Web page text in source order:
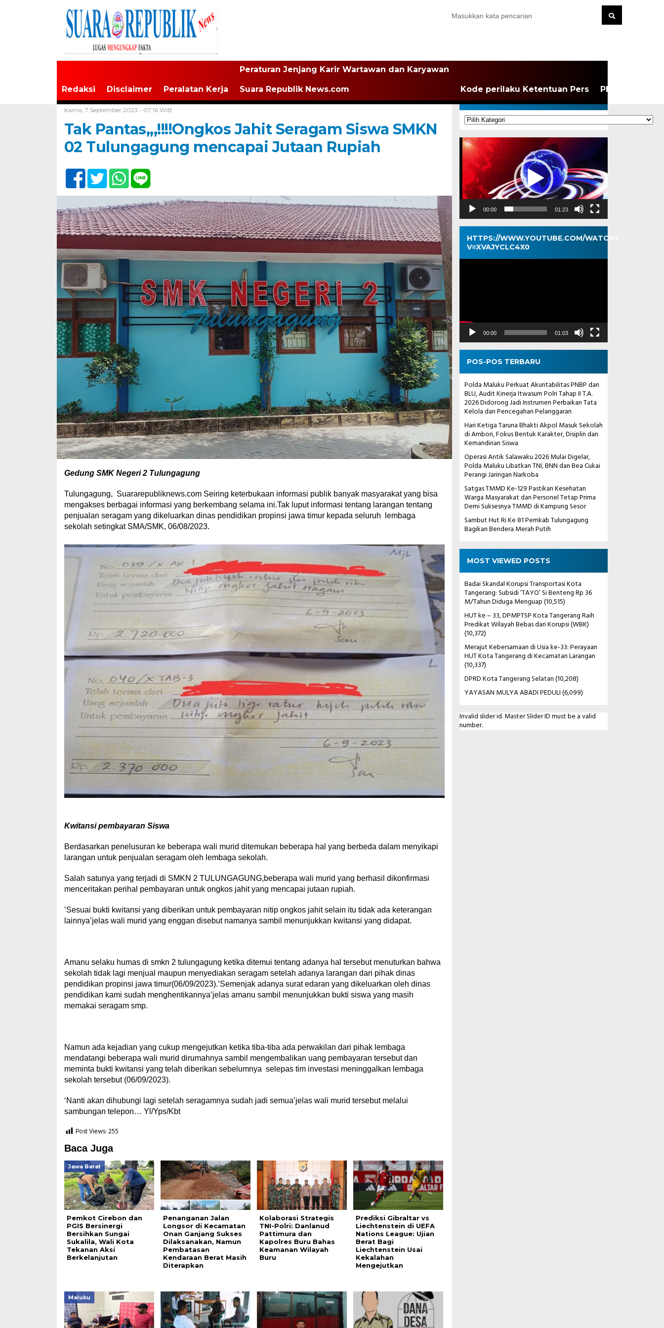
Redaksi Disclaimer Peralatan Kerja
Peraturan Jenjang Karir Wartawan dan Karyawan
Suara Republik News.com Kode perilaku Ketentuan Pers PEDOMAN
Kamis, 7 September 2023 - 07:16 WIB
Tak Pantas,,,!!!!Ongkos Jahit Seragam Siswa SMKN
02 Tulungagung mencapai Jutaan Rupiah
Gedung SMK Negeri 2 Tulungagung
Tulungagung, Suararepubliknews.com Seiring keterbukaan informasi publik banyak masyarakat yang bisa
mengakses berbagai informasi yang berkembang selama ini.Tak luput informasi tentang larangan tentang
penjualan seragam yang dikeluarkan dinas pendidikan propinsi jawa timur kepada seluruh lembaga
sekolah setingkat SMA/SMK, 06/08/2023.
Kwitansi pembayaran Siswa
Berdasarkan penelusuran ke beberapa wali murid ditemukan beberapa hal yang berbeda dalam menyikapi
larangan untuk penjualan seragam oleh lembaga sekolah.
Salah satunya yang terjadi di SMKN 2 TULUNGAGUNG,beberapa wali murid yang berhasil dikonfirmasi
menceritakan perihal pembayaran untuk ongkos jahit yang mencapai jutaan rupiah.
‘Sesuai bukti kwitansi yang diberikan untuk pembayaran nitip ongkos jahit selain itu tidak ada keterangan
lainnya’jelas wali murid yang enggan disebut namanya sambil menunjukkan kwitansi yang didapat.
Amanu selaku humas di smkn 2 tulungagung ketika ditemui tentang adanya hal tersebut menuturkan bahwa
sekolah tidak lagi menjual maupun menyediakan seragam setelah adanya larangan dari pihak dinas
pendidikan propinsi jawa timur(06/09/2023).’Semenjak adanya surat edaran yang dikeluarkan oleh dinas
pendidikan kami sudah menghentikannya’jelas amanu sambil menunjukkan bukti siswa yang masih
memakai seragam smp.
Namun ada kejadian yang cukup mengejutkan ketika tiba-tiba ada perwakilan dari pihak lembaga
mendatangi beberapa wali murid dirumahnya sambil mengembalikan uang pembayaran tersebut dan
meminta bukti kwitansi yang telah diberikan sebelumnya selepas tim investasi meninggalkan lembaga
sekolah tersebut (06/09/2023).
‘Nanti akan dihubungi lagi setelah seragamnya sudah jadi semua’jelas wali murid tersebut melalui
sambungan telepon… Yl/Yps/Kbt
Post Views:255
Baca Juga
Jawa Barat
Pemkot Cirebon dan
PGIS Bersinergi
Bersihkan Sungai
Sukalila, Wali Kota
Tekanan Aksi
Berkelanjutan
Penanganan Jalan
Longsor di Kecamatan
Onan Ganjang Sukses
Dilaksanakan, Namun
Pembatasan
Kendaraan Berat Masih
Diterapkan
Kolaborasi Strategis
TNI-Polri: Danlanud
Pattimura dan
Kapolres Buru Bahas
Keamanan Wilayah
Buru
Prediksi Gibraltar vs
Liechtenstein di UEFA
Nations League: Ujian
Berat Bagi
Liechtenstein Usai
Kekalahan
Mengejutkan
Maluku
KATEGORI
Kategori
Pemutar
Video
00:00 01:23
HTTPS://WWW.YOUTUBE.COM/WATCH?
V=XVAJYCLC4X0
Pemutar
00:00 01:03
POS-POS TERBARU
Polda Maluku Perkuat Akuntabilitas PNBP dan
BLU, Audit Kinerja Itwasum Polri Tahap II T.A.
2026 Didorong Jadi Instrumen Perbaikan Tata
Kelola dan Pencegahan Pelanggaran
Hari Ketiga Taruna Bhakti Akpol Masuk Sekolah
di Ambon, Fokus Bentuk Karakter, Disiplin dan
Kemandirian Siswa
Operasi Antik Salawaku 2026 Mulai Digelar,
Polda Maluku Libatkan TNI, BNN dan Bea Cukai
Perangi Jaringan Narkoba
Satgas TMMD Ke-129 Pastikan Kesehatan
Warga Masyarakat dan Personel Tetap Prima
Demi Suksesnya TMMD di Kampung Sesor
Sambut Hut Ri Ke 81 Pemkab Tulungagung
Bagikan Bendera Merah Putih
MOST VIEWED POSTS
Badai Skandal Korupsi Transportasi Kota
Tangerang: Subsidi ‘TAYO’ Si Benteng Rp 36
M/Tahun Diduga Menguap(10,515)
HUT ke – 33, DPMPTSP Kota Tangerang Raih
Predikat Wilayah Bebas dari Korupsi (WBK)
(10,372)
Merajut Kebersamaan di Usia ke-33: Perayaan
HUT Kota Tangerang di Kecamatan Larangan
(10,337)
DPRD Kota Tangerang Selatan(10,208)
YAYASAN MULYA ABADI PEDULI(6,099)
Invalid slider id. Master Slider ID must be a valid
number.